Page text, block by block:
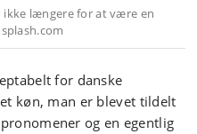
ikke længere for at være en
for danske
køn, man er blevet tildelt
og en egentlig